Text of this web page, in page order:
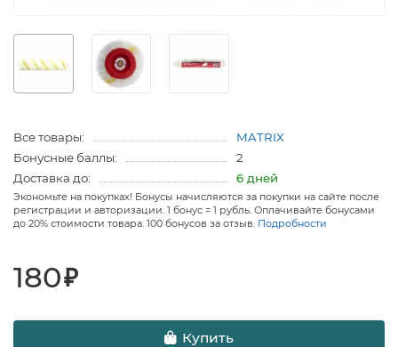
Все товары:
MATRIX
Бонусные баллы:
2
Доставка до:
6 дней
Экономьте на покупках! Бонусы начисляются за покупки на сайте после
регистрации и авторизации. 1 бонус = 1 рубль. Оплачивайте бонусами
до 20% стоимости товара. 100 бонусов за отзыв. Подробности
180₽
Купить